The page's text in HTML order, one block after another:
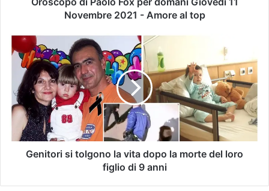
Novembre 2021 - Amore al top
Genitori si tolgono la vita dopo la morte del loro
figlio di 9 anni